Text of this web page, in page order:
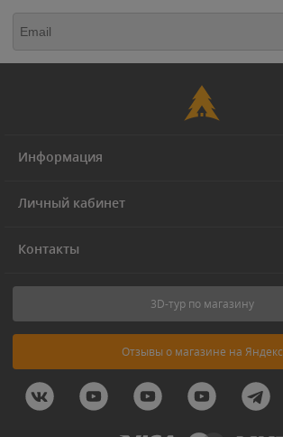
Информация
Личный кабинет
Контакты
3D-тур по магазину
Отзывы о магазине на Яндекс